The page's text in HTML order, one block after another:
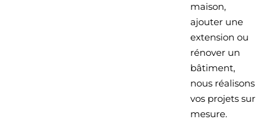
maison,
ajouter une
extension ou
rénover un
bâtiment,
nous réalisons
vos projets sur
mesure.